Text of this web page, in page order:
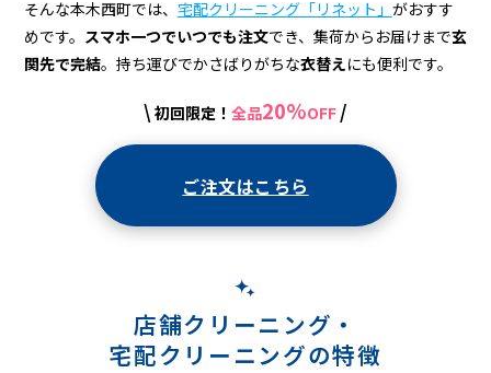
リ
ー
そんな本木西町では、 宅配クリーニング「リネット」 がおすす
めです。 スマホ一つでいつでも注文でき、集荷からお届けまで玄
関先で完結。持ち運びでかさばりがちな衣替えにも便利です。
\ 初回限定！ 全品20%OFF /
ご注文はこちら
店舗クリーニング・
宅配クリーニングの特徴